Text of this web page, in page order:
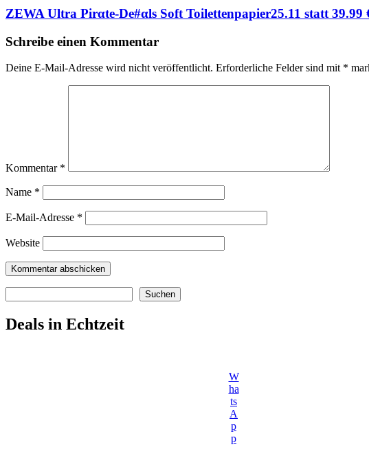
ZEWA Ultra Pirαtе-Dе#αls Soft Toilettenpapier25.11 statt
Schreibe einen Kommentar
Deine E-Mail-Adresse wird nicht veröffentlicht. Erforderliche Felder sind mit *
Kommentar *
Name *
E-Mail-Adresse *
Website
Suchen
Deals in Echtzeit
W
ha
ts
A
p
p